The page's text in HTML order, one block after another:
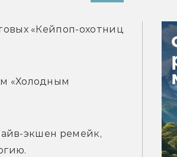
«Кейпоп-охотниц
«Холодным
экшен ремейк,